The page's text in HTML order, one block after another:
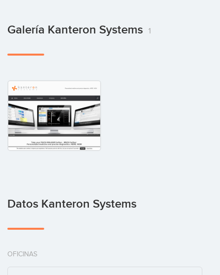
Galería Kanteron Systems 1
Datos Kanteron Systems
OFICINAS